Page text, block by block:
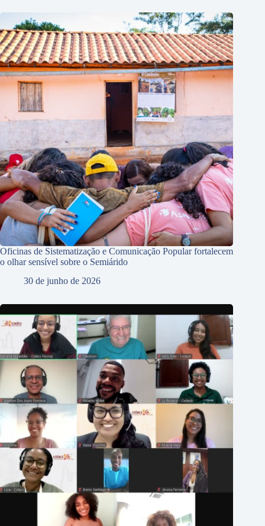
Oficinas de Sistematização e Comunicação Popular fortalecem
o olhar sensível sobre o Semiárido
30 de junho de 2026